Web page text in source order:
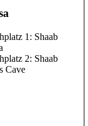
1: Shaab
2: Shaab
Cave